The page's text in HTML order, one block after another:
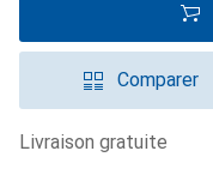
Comparer
livraison gratuite